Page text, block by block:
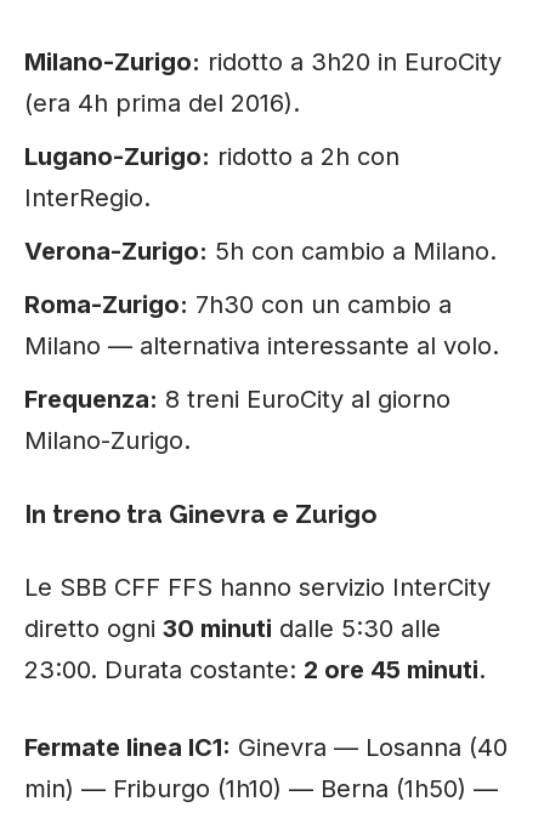
Milano-Zurigo: ridotto a 3h20 in EuroCity
(era 4h prima del 2016).
Lugano-Zurigo: ridotto a 2h con
InterRegio.
Verona-Zurigo: 5h con cambio a Milano.
Roma-Zurigo: 7h30 con un cambio a
Milano — alternativa interessante al volo.
Frequenza: 8 treni EuroCity al giorno
Milano-Zurigo.
In treno tra Ginevra e Zurigo
Le SBB CFF FFS hanno servizio InterCity
diretto ogni 30 minuti dalle 5:30 alle
23:00. Durata costante: 2 ore 45 minuti.
Fermate linea IC1: Ginevra — Losanna (40
min) — Friburgo (1h10) — Berna (1h50) —